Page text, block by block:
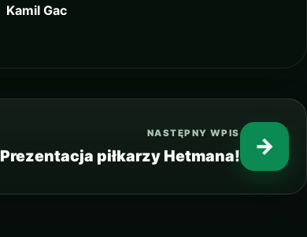
Kamil Gac
NASTĘPNY WPIS
Prezentacja piłkarzy Hetmana! →